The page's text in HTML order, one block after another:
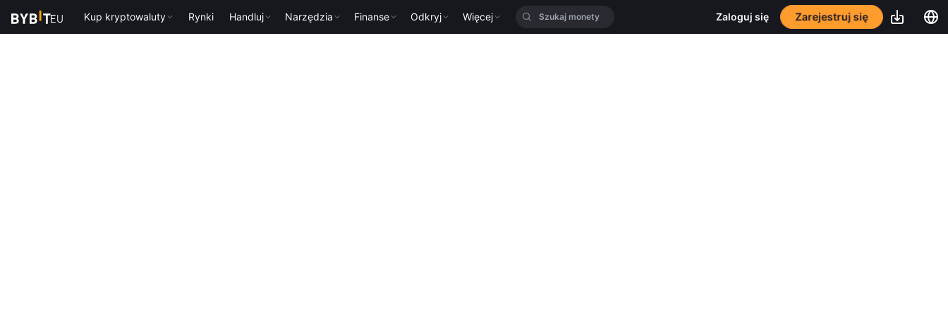
Kup kryptowaluty Rynki Handluj Narzędzia Finanse Odkryj Więcej Zaloguj się Zarejestruj się